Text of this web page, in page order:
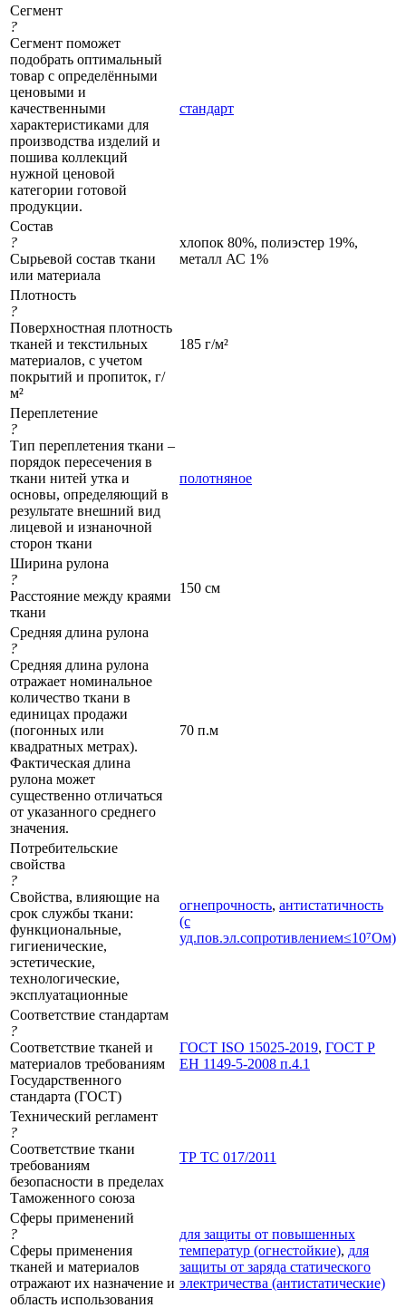
Сегмент
?
Сегмент поможет
подобрать оптимальный
товар с определёнными
ценовыми и
качественными
характеристиками для
производства изделий и
пошива коллекций
нужной ценовой
категории готовой
продукции.
стандарт
Состав
?
Сырьевой состав ткани
или материала
хлопок 80%, полиэстер 19%,
металл АС 1%
Плотность
?
Поверхностная плотность
тканей и текстильных
материалов, с учетом
покрытий и пропиток, г/
м²
185 г/м²
Переплетение
?
Тип переплетения ткани –
порядок пересечения в
ткани нитей утка и
основы, определяющий в
результате внешний вид
лицевой и изнаночной
сторон ткани
полотняное
Ширина рулона
?
Расстояние между краями
ткани
150 см
Средняя длина рулона
?
Средняя длина рулона
отражает номинальное
количество ткани в
единицах продажи
(погонных или
квадратных метрах).
Фактическая длина
рулона может
существенно отличаться
от указанного среднего
значения.
70 п.м
Потребительские
свойства
?
Свойства, влияющие на
срок службы ткани:
функциональные,
гигиенические,
эстетические,
технологические,
эксплуатационные
огнепрочность, антистатичность
(с
уд.пов.эл.сопротивлением≤10⁷Ом)
Соответствие стандартам
?
Соответствие тканей и
материалов требованиям
Государственного
стандарта (ГОСТ)
ГОСТ ISO 15025-2019, ГОСТ Р
ЕН 1149-5-2008 п.4.1
Технический регламент
?
Соответствие ткани
требованиям
безопасности в пределах
Таможенного союза
ТР ТС 017/2011
Сферы применений
?
Сферы применения
тканей и материалов
отражают их назначение и
область использования
для защиты от повышенных
температур (огнестойкие), для
защиты от заряда статического
электричества (антистатические)